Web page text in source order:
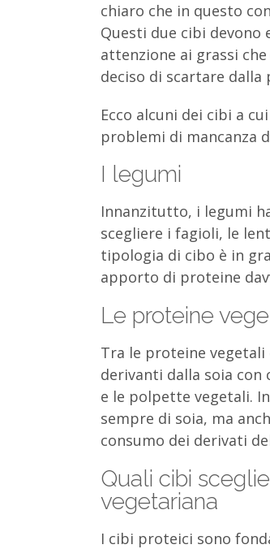
chiaro che in questo
Questi due cibi
attenzione ai grassi
deciso di scartare dalla
Ecco alcuni dei cibi a
problemi di mancanza
I legumi
Innanzitutto, i legumi
scegliere i fagioli, le
tipologia di cibo è in
apporto di proteine
Le proteine
Tra le proteine vegetali
derivanti dalla soia
e le polpette vegetali.
sempre di soia, ma
consumo dei derivati
Quali cibi
vegetariana
I cibi proteici sono